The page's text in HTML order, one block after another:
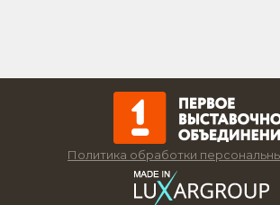
Политика обработки